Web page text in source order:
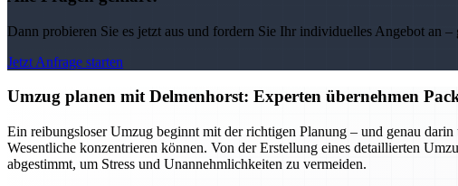
Dann probieren Sie es jetzt aus und fordern Sie Ihr individuelles Angebot an
Jetzt Anfrage starten
Umzug planen mit Delmenhorst: Experten übernehmen
Ein reibungsloser Umzug beginnt mit der richtigen Planung – und genau
Wesentliche konzentrieren können. Von der Erstellung eines detaillierten
abgestimmt, um Stress und Unannehmlichkeiten zu vermeiden.